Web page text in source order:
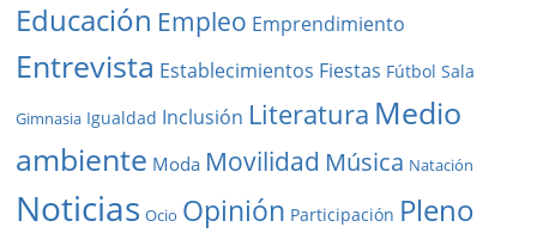
Educación Empleo Emprendimiento
Entrevista Establecimientos Fiestas Fútbol Sala
Gimnasia Igualdad Inclusión Literatura Medio
ambiente Moda Movilidad Música Natación
Noticias Ocio Opinión Participación Pleno